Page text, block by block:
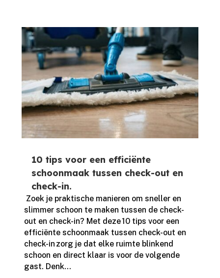
10 tips voor een efficiënte
schoonmaak tussen check-out en
check-in.
​ Zoek je praktische manieren om sneller en
slimmer schoon te maken tussen de check-
out en check-in? Met deze 10 tips voor een
efficiënte schoonmaak tussen check-out en
check-in zorg je dat elke ruimte blinkend
schoon en direct klaar is voor de volgende
gast.​ Denk...